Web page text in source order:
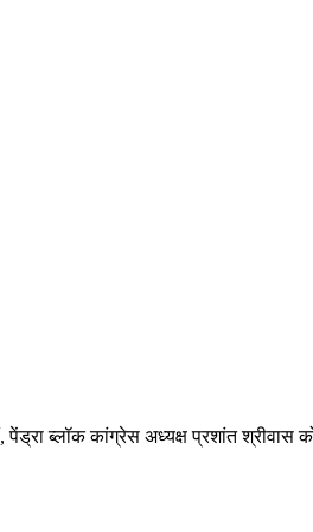
ब्लॉक कांग्रेस अध्यक्ष प्रशांत श्रीवास को